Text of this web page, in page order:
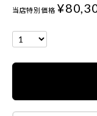
当店特別価格 ¥